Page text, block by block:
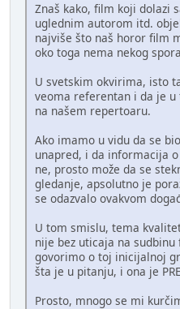
Znaš kako, film koji dolazi
uglednim autorom itd.
najviše što naš horor film
oko toga nema nekog
U svetskim okvirima, isto
veoma referentan i da je
na našem repertoaru.
Ako imamo u vidu da se
unapred, i da informacija
ne, prosto može da se
gledanje, apsolutno je
se odazvalo ovakvom
U tom smislu, tema
nije bez uticaja na
govorimo o toj inicijalnoj
šta je u pitanju, i ona je
Prosto, mnogo se mi